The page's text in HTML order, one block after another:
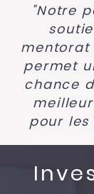
"Notre
mentorat
permet
chance
pour les